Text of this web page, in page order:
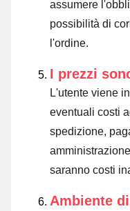
assumere
possibilità di
l'ordine.
I prezzi
L'utente viene
eventuali costi
spedizione,
saranno costi
Ambiente